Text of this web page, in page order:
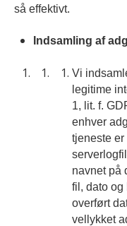
så effektivt.
Indsamling af
Vi
legitime
1, lit. f.
enhver
tjeneste
navnet på
fil, dato
overført
vellykket